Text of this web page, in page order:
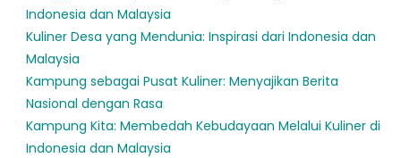
Indonesia dan Malaysia
Kuliner Desa yang Mendunia: Inspirasi dari Indonesia dan
Malaysia
Kampung sebagai Pusat Kuliner: Menyajikan Berita
Nasional dengan Rasa
Kampung Kita: Membedah Kebudayaan Melalui Kuliner di
Indonesia dan Malaysia